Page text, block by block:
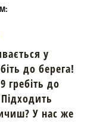
у
до берега!
гребіть до
У нас же